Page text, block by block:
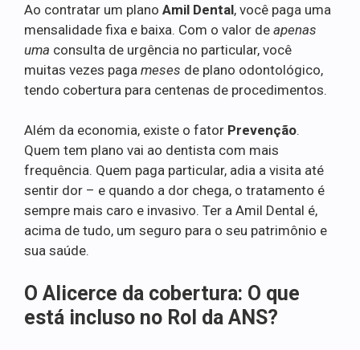
Ao contratar um plano Amil Dental, você paga uma
mensalidade fixa e baixa. Com o valor de apenas
uma consulta de urgência no particular, você
muitas vezes paga meses de plano odontológico,
tendo cobertura para centenas de procedimentos.
Além da economia, existe o fator Prevenção.
Quem tem plano vai ao dentista com mais
frequência. Quem paga particular, adia a visita até
sentir dor – e quando a dor chega, o tratamento é
sempre mais caro e invasivo. Ter a Amil Dental é,
acima de tudo, um seguro para o seu patrimônio e
sua saúde.
O Alicerce da cobertura: O que
está incluso no Rol da ANS?